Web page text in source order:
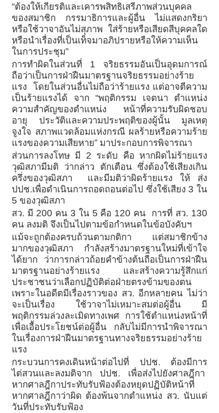
“ต้องให้เกียรติและเคารพสิทธิเสรีภาพส่วนบุคคล
ของสมาชิก กรรมาธิการและผู้อื่น ไม่แสดงกริยา
หรือใช้วาจาอันไม่สุภาพ ใส่ร้ายหรือเสียดสีบุคคลใด
หรือนำเรื่องที่เป็นเท็จมาอภิปรายหรือให้ความเห็น
ในการประชุม”
การทำผิดในส่วนที่ 1 จริยธรรมอันเป็นอุดมการณ์
ถือว่าเป็นการฝ่าฝืนมาตรฐานจริยธรรมอย่างร้าย
แรง โดยในส่วนอื่นไม่ถือว่าร้ายแรง แต่อาจตีความ
เป็นร้ายแรงได้ จาก “พฤติกรรม เจตนา ตำแหน่ง
ความสำคัญของตำแหน่ง หน้าที่ความรับผิดชอบ
อายุ ประวัติและความประพฤติของผู้นั้น มูลเหตุ
จูงใจ สภาพแวดล้อมแห่งกรณี ผลร้ายหรือความร้าย
แรงของความเสียหาย” มาประกอบการพิจารณา
ส่วนการลงโทษ มี 2 ระดับ คือ หากผิดไม่ร้ายแรง
วุฒิสภามีมติ ว่ากล่าว ตักเตือน ซึ่งต้องใช้เสียงเกิน
ครึ่งของวุฒิสภา และมีมติว่าผิดร้ายแรง ให้ ส่ง
ปปช.เพื่อดำเนินการถอดถอนต่อไป ซึ่งใช้เสียง 3 ใน
5 ของวุฒิสภา
สว. มี 200 คน 3 ใน 5 คือ 120 คน การที่ สว. 130
คน ลงมติ จึงเป็นไปตามข้อกำหนดในข้อบังคับฯ
แม้จะถูกต้องครบถ้วนตามกติกา แต่สมาชิกข้าง
มากของวุฒิสภา กำลังสร้างมาตรฐานใหม่ที่เข้าใจ
ได้ยาก ว่าการกล่าวถ้อยคำข้างต้นถือเป็นการฝ่าฝืน
มาตรฐานอย่างร้ายแรง และสร้างความรู้สึกแก่
ประชาชนว่าเลือกปฏิบัติต่อฝ่ายตรงข้ามของตน
เพราะในอดีตมีเรื่องราวของ สว. อีกหลายคน ไม่ว่า
จะเป็นเรื่อง ใช้วาจาไม่เหมาะสมต่อผู้อื่น มี
พฤติกรรมล่วงละเมิดทางเพศ การใช้ตำแหน่งหน้าที่
เพื่อเอื้อประโยชน์ต่อผู้อื่น กลับไม่มีการนำพิจารณา
ในเรื่องการฝ่าฝืนมาตรฐานทางจริยธรรมอย่างร้าย
แรง
กระบวนการคงเดินหน้าต่อไปที่ ปปช. ต้องมีการ
ไต่สวนและลงมติจาก ปปช. เพื่อส่งไปยังศาลฎีกา
หากศาลฎีกาประทับรับฟ้องต้องหยุดปฏิบัติหน้าที่
หากศาลฎีกาว่าผิด ต้องพ้นจากตำแหน่ง สว. นับแต่
วันที่ประทับรับฟ้อง